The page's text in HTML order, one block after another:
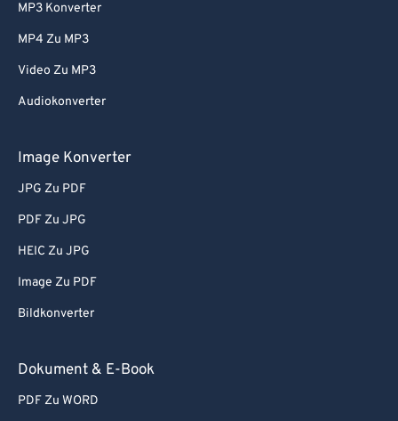
MP3 Konverter
MP4 Zu MP3
Video Zu MP3
Audiokonverter
Image Konverter
JPG Zu PDF
PDF Zu JPG
HEIC Zu JPG
Image Zu PDF
Bildkonverter
Dokument & E-Book
PDF Zu WORD